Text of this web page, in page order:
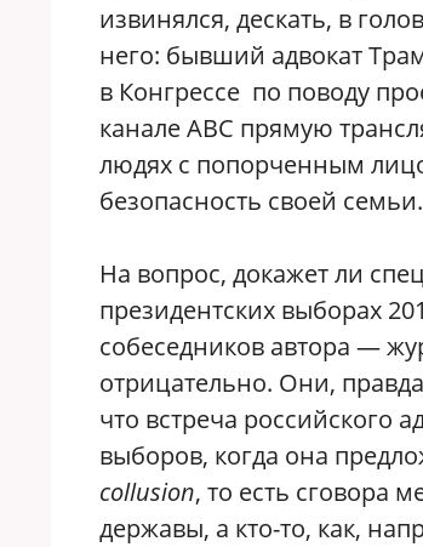
извинялся, дескать, в
него: бывший адвокат
в Конгрессе по поводу
канале ABC прямую
людях с попорченным
безопасность своей семьи.
На вопрос, докажет ли
президентских выборах
собеседников автора —
отрицательно. Они,
что встреча российского
выборов, когда она
collusion, то есть сговора
державы, а кто-то, как,